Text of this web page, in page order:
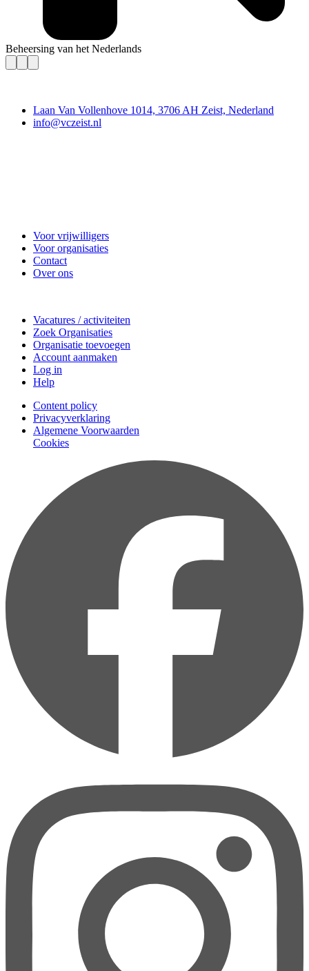
Beheersing van het Nederlands
Laan Van Vollenhove 1014, 3706 AH Zeist, Nederland
info@vczeist.nl
Voor vrijwilligers
Voor organisaties
Contact
Over ons
Vacatures / activiteiten
Zoek Organisaties
Organisatie toevoegen
Account aanmaken
Log in
Help
Content policy
Privacyverklaring
Algemene Voorwaarden
Cookies